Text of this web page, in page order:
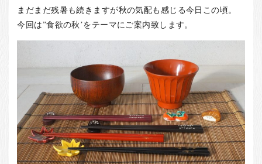
法人・飲食店のお客様
お客様の声
お知らせ
箸ブログ
English
まだまだ残暑も続きますが秋の気配も感じる今日この頃。
今回は”食欲の秋’をテーマにご案内致します。